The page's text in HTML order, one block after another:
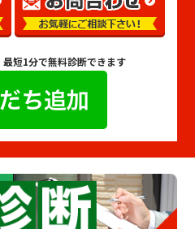
最短1分で無料診断できます